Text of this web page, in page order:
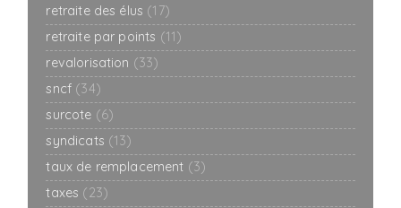
retraite des élus (17)
retraite par points (11)
revalorisation (33)
sncf (34)
surcote (6)
syndicats (13)
taux de remplacement (3)
taxes (23)